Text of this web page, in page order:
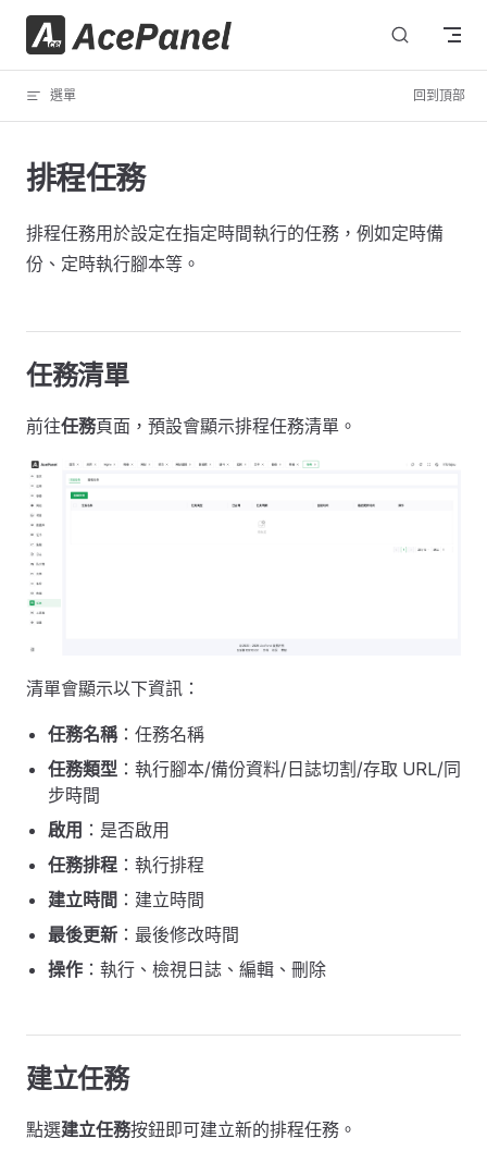
跳轉到內容
選單 回到頂部
排程任務
排程任務用於設定在指定時間執行的任務，例如定時備
份、定時執行腳本等。
任務清單
前往任務頁面，預設會顯示排程任務清單。
清單會顯示以下資訊：
任務名稱：任務名稱
任務類型 ：執行腳本/備份資料/日誌切割/存取 URL/同
步時間
啟用 ：是否啟用
任務排程 ：執行排程
建立時間 ：建立時間
最後更新 ：最後修改時間
操作 ：執行、檢視日誌、編輯、刪除
建立任務
點選建立任務按鈕即可建立新的排程任務。